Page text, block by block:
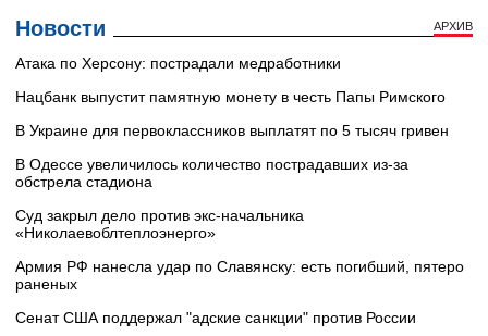
Новости АРХИВ
Атака по Херсону: пострадали медработники
Нацбанк выпустит памятную монету в честь Папы Римского
В Украине для первоклассников выплатят по 5 тысяч гривен
В Одессе увеличилось количество пострадавших из-за
обстрела стадиона
Суд закрыл дело против экс-начальника
«Николаевоблтеплоэнерго»
Армия РФ нанесла удар по Славянску: есть погибший, пятеро
раненых
Сенат США поддержал "адские санкции" против России